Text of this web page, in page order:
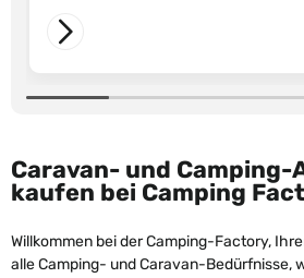
Caravan- und
kaufen bei Camping
Willkommen bei der Camping-Factory,
alle Camping- und Caravan-Bedürfnisse,